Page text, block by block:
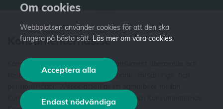
Konsumenternas.se
Konsumenternas.se ger dig som konsument oberoende och
kostnadsfri fakta och vägledning i bank-, försäkrings- och
Konsumenternas Bank- och finansbyrå och Konsumenternas
Om cookies
Webbplatsen använder cookies för att den ska
fungera på bästa sätt. Läs mer om våra cookies.
Acceptera alla
Endast nödvändiga